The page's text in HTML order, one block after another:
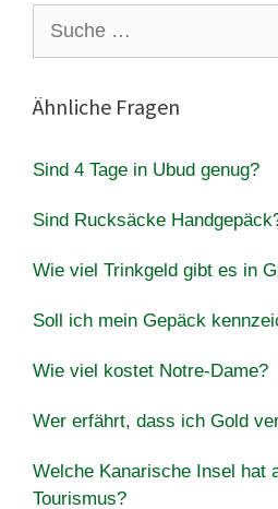
nach:
Ähnliche Fragen
Sind 4 Tage in Ubud genug?
Sind Rucksäcke
Wie viel Trinkgeld gibt es in
Soll ich mein Gepäck
Wie viel kostet Notre-Dame?
Wer erfährt, dass ich Gold
Welche Kanarische Insel hat
Tourismus?